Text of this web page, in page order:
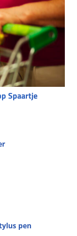
Spaartje
pen